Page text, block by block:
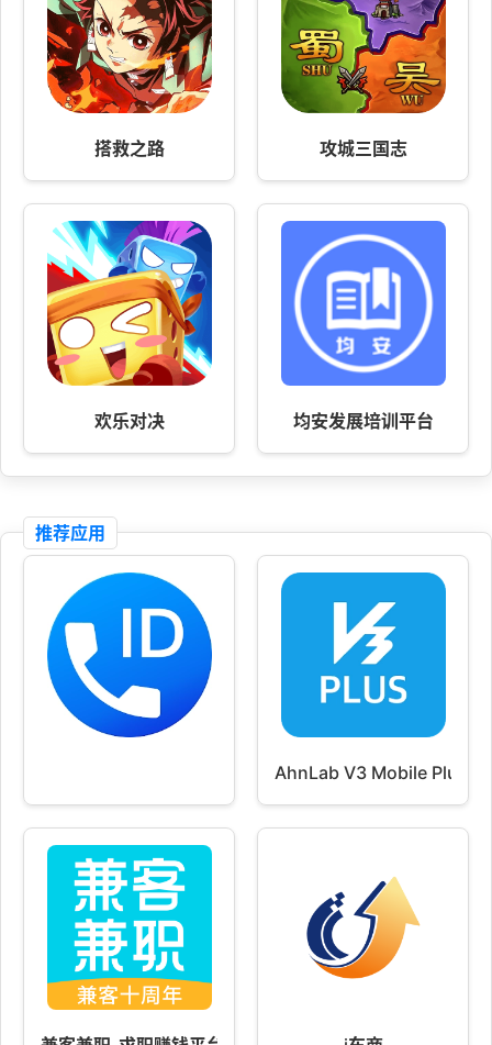
搭救之路 攻城三国志
欢乐对决 均安发展培训平台
推荐应用
AhnLab V3 Mobile Plus